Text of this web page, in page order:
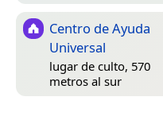
Centro de Ayuda
Universal
lugar de culto, 570
metros al sur